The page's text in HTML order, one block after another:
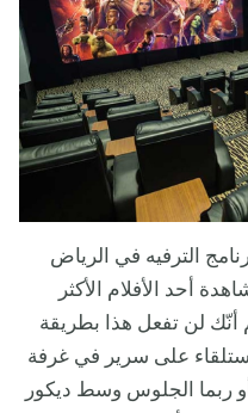
الترفيه في الرياض
أحد الأفلام الأكثر
أنّك لن تفعل هذا بطريقة
على سرير في غرفة
ربما الجلوس وسط ديكور